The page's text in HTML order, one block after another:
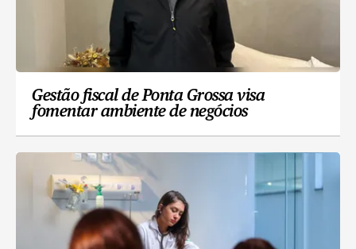
Gestão fiscal de Ponta Grossa visa
fomentar ambiente de negócios